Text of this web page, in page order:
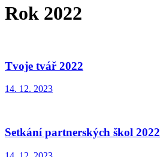
Rok 2022
Tvoje tvář 2022
14. 12. 2023
Setkání partnerských škol 2022